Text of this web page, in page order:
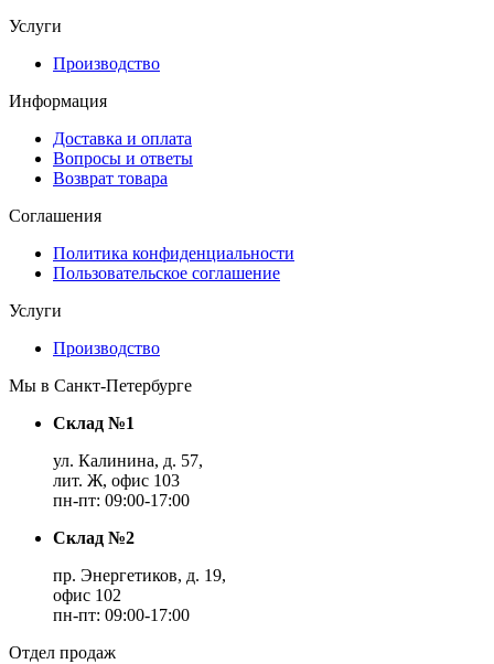
Услуги
Производство
Информация
Доставка и оплата
Вопросы и ответы
Возврат товара
Соглашения
Политика конфиденциальности
Пользовательское соглашение
Услуги
Производство
Мы в Санкт-Петербурге
Склад №1
ул. Калинина, д. 57,
лит. Ж, офис 103
пн-пт: 09:00-17:00
Склад №2
пр. Энергетиков, д. 19,
офис 102
пн-пт: 09:00-17:00
Отдел продаж